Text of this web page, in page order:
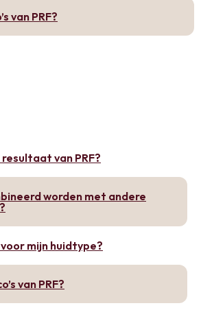
van PRF?
van PRF?
worden met andere
voor mijn huidtype?
van PRF?